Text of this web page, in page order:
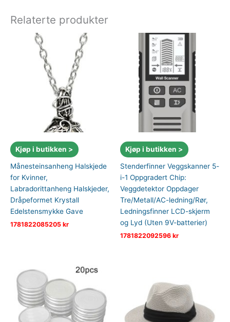
Relaterte produkter
Kjøp i butikken >
Månesteinsanheng Halskjede
for Kvinner,
Labradorittanheng Halskjeder,
Dråpeformet Krystall
Edelstensmykke Gave
1781822085205 kr
Kjøp i butikken >
Stenderfinner Veggskanner 5-
i-1 Oppgradert Chip:
Veggdetektor Oppdager
Tre/Metall/AC-ledning/Rør,
Ledningsfinner LCD-skjerm
og Lyd (Uten 9V-batterier)
1781822092596 kr